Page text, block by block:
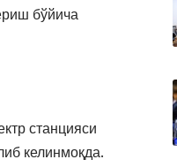
бўйича
станцияси
келинмоқда.